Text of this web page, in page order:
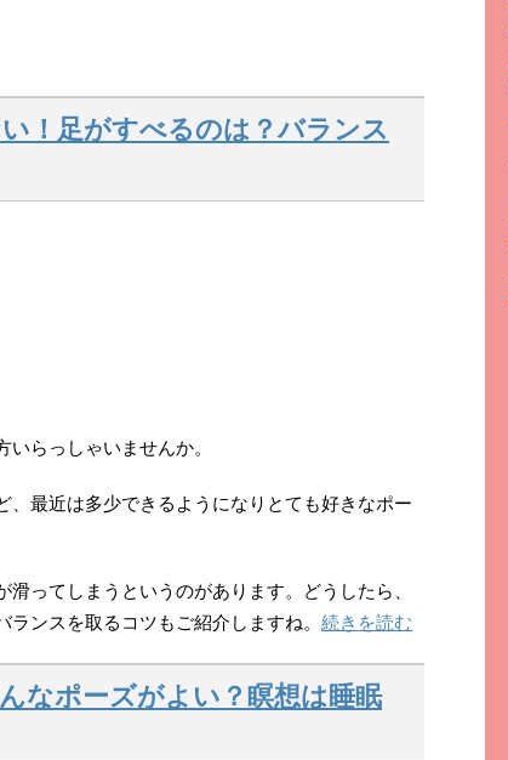
！足がすべるのは？バランス
らっしゃいませんか。
最近は多少できるようになりとても好きなポー
ってしまうというのがあります。どうしたら、
ンスを取るコツもご紹介しますね。 続きを読む
なポーズがよい？瞑想は睡眠